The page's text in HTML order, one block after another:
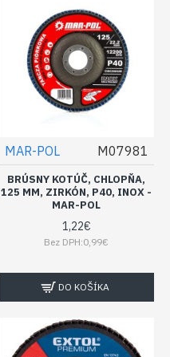
MAR-POL M07981
BRÚSNY KOTÚČ, CHLOPŇA,
125 MM, ZIRKÓN, P40, INOX -
MAR-POL
1,22€
Bez DPH:0,99€
DO KOŠÍKA